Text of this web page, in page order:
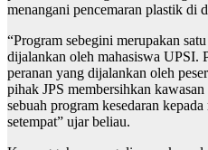
menangani pencemaran plastik di
“Program sebegini merupakan
dijalankan oleh mahasiswa UPSI.
peranan yang dijalankan oleh
pihak JPS membersihkan
sebuah program kesedaran
setempat” ujar beliau.